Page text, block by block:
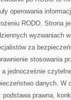
operowania
RODO. Strona
wyzwaniach
za
stosowania
jednocześnie
danych. W
podstawa prawna,